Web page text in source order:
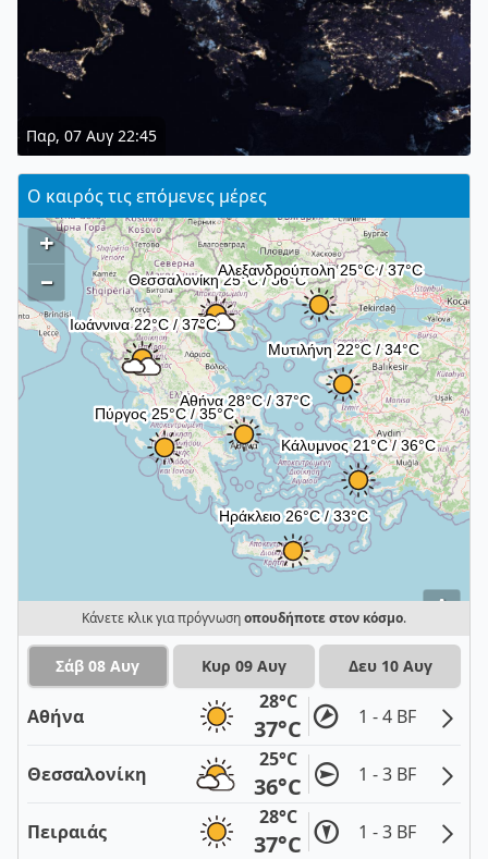
Παρ, 07 Αυγ 22:45
Ο καιρός τις επόμενες μέρες
i
+
–
Κάνετε κλικ για πρόγνωσηοπουδήποτε στον κόσμο.
Σάβ 08 Αυγ Κυρ 09 Αυγ Δευ 10 Αυγ
Αθήνα
28°C
37°C 1 - 4 BF
Θεσσαλονίκη
25°C
36°C 1 - 3 BF
Πειραιάς
28°C
37°C 1 - 3 BF